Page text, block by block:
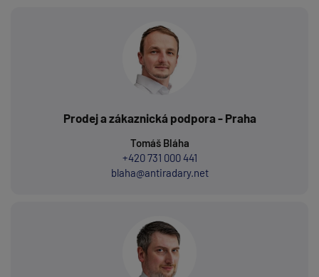
Prodej a zákaznická podpora - Praha
Tomáš Bláha
+420 731 000 441
blaha@antiradary.net